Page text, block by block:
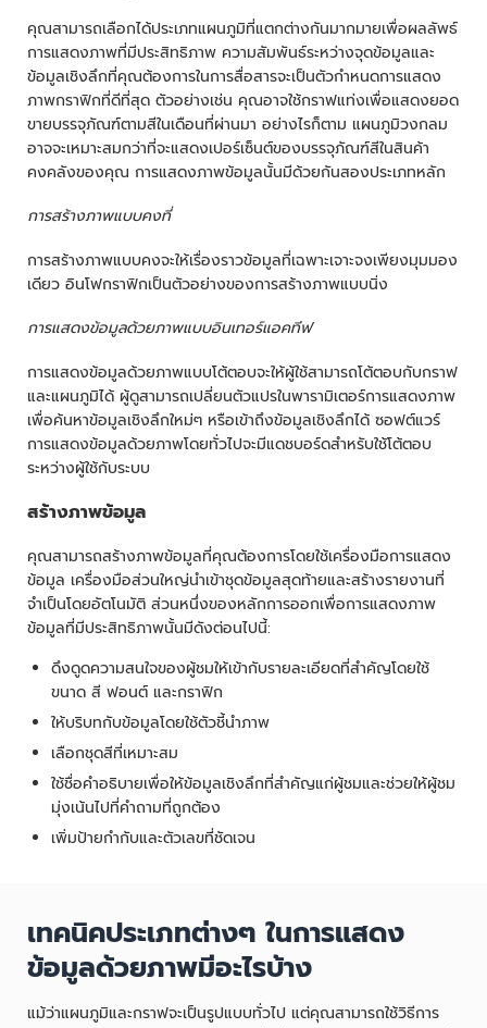
คุณสามารถเลือกได้ประเภทแผนภูมิที่แตกต่างกันมากมายเพื่อผลลัพธ์
การแสดงภาพที่มีประสิทธิภาพ ความสัมพันธ์ระหว่างจุดข้อมูลและ
ข้อมูลเชิงลึกที่คุณต้องการในการสื่อสารจะเป็นตัวกำหนดการแสดง
ภาพกราฟิกที่ดีที่สุด ตัวอย่างเช่น คุณอาจใช้กราฟแท่งเพื่อแสดงยอด
ขายบรรจุภัณฑ์ตามสีในเดือนที่ผ่านมา อย่างไรก็ตาม แผนภูมิวงกลม
อาจจะเหมาะสมกว่าที่จะแสดงเปอร์เซ็นต์ของบรรจุภัณฑ์สีในสินค้า
คงคลังของคุณ การแสดงภาพข้อมูลนั้นมีด้วยกันสองประเภทหลัก
การสร้างภาพแบบคงที่
การสร้างภาพแบบคงจะให้เรื่องราวข้อมูลที่เฉพาะเจาะจงเพียงมุมมอง
เดียว อินโฟกราฟิกเป็นตัวอย่างของการสร้างภาพแบบนิ่ง
การแสดงข้อมูลด้วยภาพแบบอินเทอร์แอคทีฟ
การแสดงข้อมูลด้วยภาพแบบโต้ตอบจะให้ผู้ใช้สามารถโต้ตอบกับกราฟ
และแผนภูมิได้ ผู้ดูสามารถเปลี่ยนตัวแปรในพารามิเตอร์การแสดงภาพ
เพื่อค้นหาข้อมูลเชิงลึกใหม่ๆ หรือเข้าถึงข้อมูลเชิงลึกได้ ซอฟต์แวร์
การแสดงข้อมูลด้วยภาพโดยทั่วไปจะมีแดชบอร์ดสำหรับใช้โต้ตอบ
ระหว่างผู้ใช้กับระบบ
สร้างภาพข้อมูล
คุณสามารถสร้างภาพข้อมูลที่คุณต้องการโดยใช้เครื่องมือการแสดง
ข้อมูล เครื่องมือส่วนใหญ่นำเข้าชุดข้อมูลสุดท้ายและสร้างรายงานที่
จำเป็นโดยอัตโนมัติ ส่วนหนึ่งของหลักการออกเพื่อการแสดงภาพ
ข้อมูลที่มีประสิทธิภาพนั้นมีดังต่อนไปนี้:
ดึงดูดความสนใจของผู้ชมให้เข้ากับรายละเอียดที่สำคัญโดยใช้
ขนาด สี ฟอนต์ และกราฟิก
ให้บริบทกับข้อมูลโดยใช้ตัวชี้นำภาพ
เลือกชุดสีที่เหมาะสม
ใช้ชื่อคำอธิบายเพื่อให้ข้อมูลเชิงลึกที่สำคัญแก่ผู้ชมและช่วยให้ผู้ชม
มุ่งเน้นไปที่คำถามที่ถูกต้อง
เพิ่มป้ายกำกับและตัวเลขที่ชัดเจน
เทคนิคประเภทต่างๆ ในการแสดง
ข้อมูลด้วยภาพมีอะไรบ้าง
แม้ว่าแผนภูมิและกราฟจะเป็นรูปแบบทั่วไป แต่คุณสามารถใช้วิธีการ